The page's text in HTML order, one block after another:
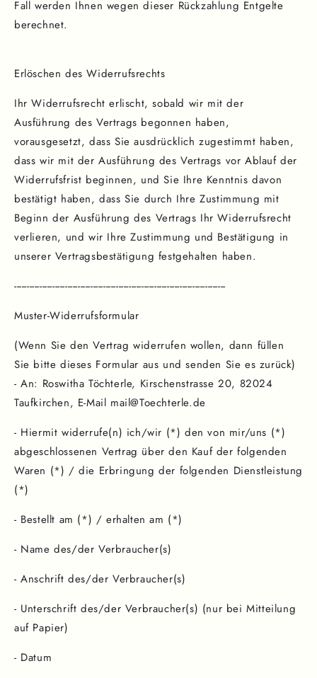
Fall werden Ihnen wegen dieser Rückzahlung Entgelte
berechnet.
Erlöschen des Widerrufsrechts
Ihr Widerrufsrecht erlischt, sobald wir mit der
Ausführung des Vertrags begonnen haben,
vorausgesetzt, dass Sie ausdrücklich zugestimmt haben,
dass wir mit der Ausführung des Vertrags vor Ablauf der
Widerrufsfrist beginnen, und Sie Ihre Kenntnis davon
bestätigt haben, dass Sie durch Ihre Zustimmung mit
Beginn der Ausführung des Vertrags Ihr Widerrufsrecht
verlieren, und wir Ihre Zustimmung und Bestätigung in
unserer Vertragsbestätigung festgehalten haben.
-----------------------------------------------------------------------------------
Muster-Widerrufsformular
(Wenn Sie den Vertrag widerrufen wollen, dann füllen
Sie bitte dieses Formular aus und senden Sie es zurück)
- An: Roswitha Töchterle, Kirschenstrasse 20, 82024
Taufkirchen, E-Mail mail@Toechterle.de
- Hiermit widerrufe(n) ich/wir (*) den von mir/uns (*)
abgeschlossenen Vertrag über den Kauf der folgenden
Waren (*) / die Erbringung der folgenden Dienstleistung
(*)
- Bestellt am (*) / erhalten am (*)
- Name des/der Verbraucher(s)
- Anschrift des/der Verbraucher(s)
- Unterschrift des/der Verbraucher(s) (nur bei Mitteilung
auf Papier)
- Datum